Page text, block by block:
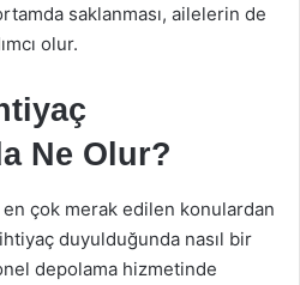
saklanması, ailelerin de
olur.
Ne Olur?
çok merak edilen konulardan
duyulduğunda nasıl bir
depolama hizmetinde